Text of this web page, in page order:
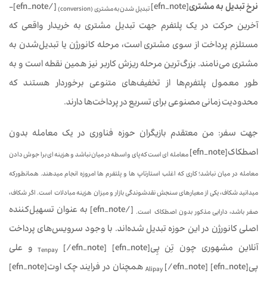
نرخ تبدیل به مشتری[efn_note] تبدیل شدن به مشتری (conversion)
[/efn_note]-
آخرین حرکت در یک پلتفرم جهت تبدیل مشتری به خریدار واقعی که
مستلزم پرداخت از سوی مشتری است، مرحله کانورژن یا تبدیل‌شدن به
مشتری می‌نامند. بزرگ‌ترین مرحله ریزش کاربر نیز همین نقطه است و به
طور معمول پلتفرم‌ها از تخفیف‌های متنوعی برخوردار هستند که
محدودیت زمانی مصنوعی برای تسریع در پرداخت‌ها دارند.
جهت سفر: من معتقدم بازیگران حوزه فناوری در یک معامله بدون
اصطکاک[efn_note]
معامله ای است که پای واسطه در میان نباشد و هزینه ای برا جوش دادن
معامله در میان نباشد؛ کاری که اغلب استارتاپ ها و پلتفرم ها امروزه انجام میدهند. همانطورکه
میدانید شکاف، یکی از معیارهای سنجش نقدشوندگی بازار و میزان هزینه مبادلات است. اگر شکاف،
صفر باشد، دارایی مذکور بدون اصطکاک است.
[/efn_note] به عنوان تسهیل‌کننده
اصلی کانورژن در این حوزه تبدیل شده‌اند. با وجود سرویس‌های پرداخت
آنلاین مشهوری چون تِن پِی[efn_note]
Tenpay[/efn_note] و علی
پی[efn_note]
Alipay[/efn_note] همچنان در فرایند چک اوت[efn_note]